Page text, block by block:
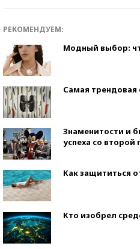
РЕКОМЕНДУЕМ:
Модный выбор:
Самая трендовая
Знаменитости и
успеха со второй
Как защититься
Кто изобрел